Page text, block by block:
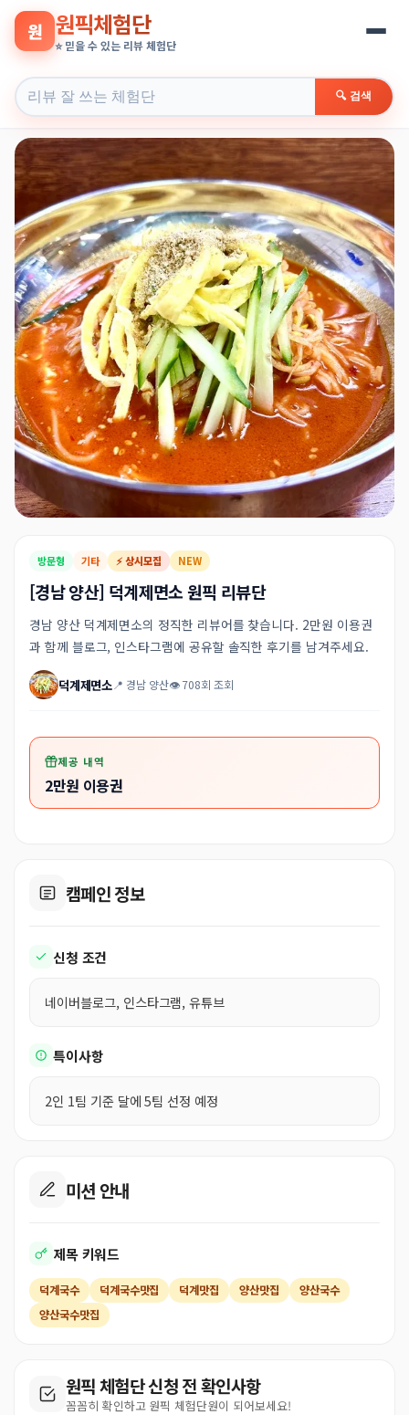
원 원픽체험단
⭐ 믿을 수 있는 리뷰 체험단
🔍 검색
방문형 기타 ⚡ 상시모집 NEW
[경남 양산] 덕계제면소 원픽 리뷰단
경남 양산 덕계제면소의 정직한 리뷰어를 찾습니다. 2만원 이용권
과 함께 블로그, 인스타그램에 공유할 솔직한 후기를 남겨주세요.
덕계제면소📍 경남 양산👁 708회 조회
제공 내역
2만원 이용권
캠페인 정보
신청 조건
네이버블로그, 인스타그램, 유튜브
특이사항
2인 1팀 기준 달에 5팀 선정 예정
미션 안내
제목 키워드
덕계국수 덕계국수맛집 덕계맛집 양산맛집
양산국수
양산국수맛집
원픽 체험단 신청 전 확인사항
꼼꼼히 확인하고 원픽 체험단원이 되어보세요!